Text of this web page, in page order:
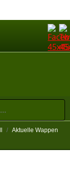
Aktuelle Wappen